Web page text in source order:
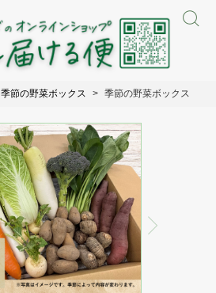
季節の野菜ボックス 季節の野菜ボックス